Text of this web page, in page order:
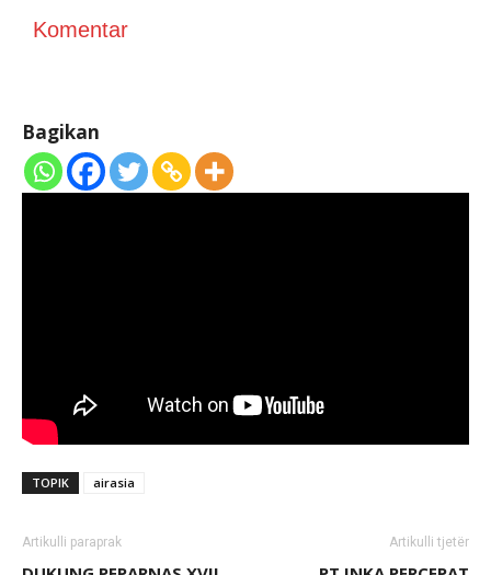
Komentar
Bagikan
TOPIK airasia
Artikulli paraprak Artikulli tjetër